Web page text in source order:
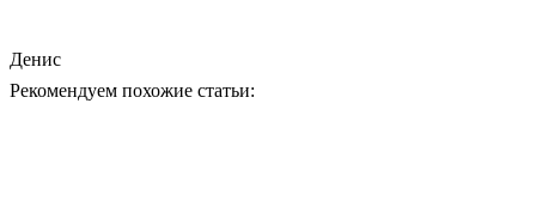
Денис
Рекомендуем похожие статьи: